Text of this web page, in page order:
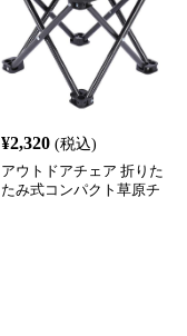
¥2,320 (税込)
アウトドアチェア 折りた
たみ式コンパクト草原チ